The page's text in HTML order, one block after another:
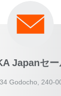
Japanセー
Godocho, 240-